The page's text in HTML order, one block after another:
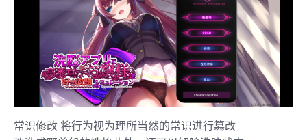
常识修改 将行为视为理所当然的常识进行篡改